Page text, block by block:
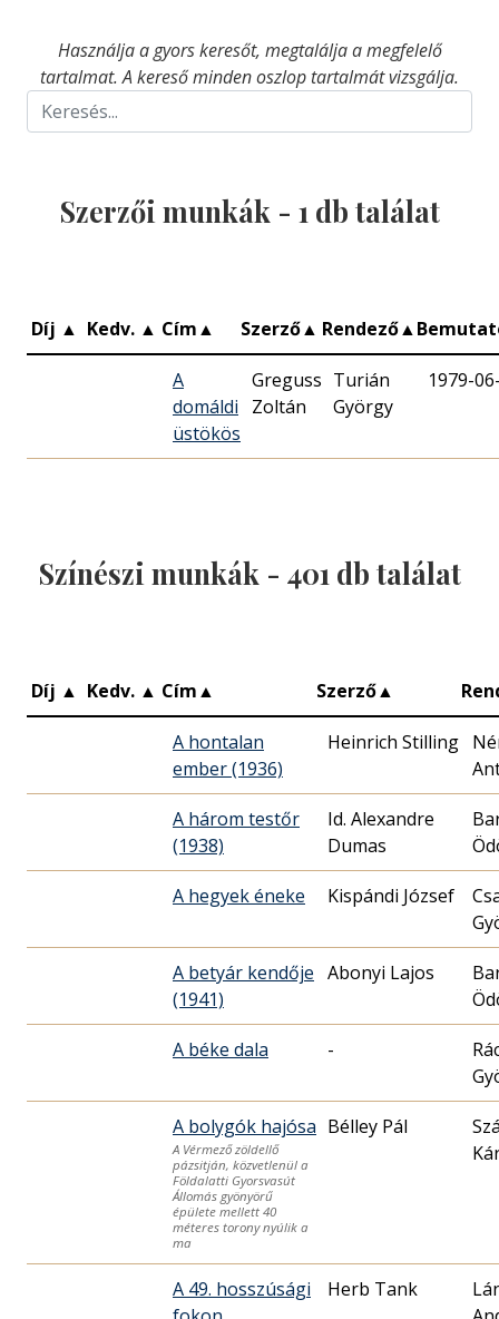
Használja a gyors keresőt, megtalálja a megfelelő
tartalmat. A kereső minden oszlop tartalmát vizsgálja.
Szerzői munkák - 1 db találat
Díj ▲ Kedv. ▲ Cím▲ Szerző▲ Rendező▲
A
domáldi
üstökös
Greguss
Zoltán
Turián
György
1979-
Színészi munkák - 401 db találat
Díj ▲ Kedv. ▲ Cím▲ Szerző▲
A hontalan
ember (1936)
Heinrich Stilling
A három testőr
(1938)
Id. Alexandre
Dumas
A hegyek éneke Kispándi József
A betyár kendője
(1941)
Abonyi Lajos
A béke dala -
A bolygók hajósa
A Vérmező zöldellő
pázsitján, közvetlenül a
Földalatti Gyorsvasút
Állomás gyönyörű
épülete mellett 40
méteres torony nyúlik a
ma
Bélley Pál
A 49. hosszúsági
Herb Tank